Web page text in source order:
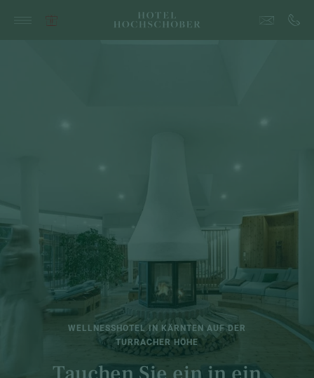
WELLNESSHOTEL IN KÄRNTEN AUF DER
TURRACHER HÖHE